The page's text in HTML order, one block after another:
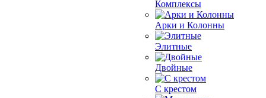
Комплексы
Арки и Колонны
Элитные
Двойные
С крестом